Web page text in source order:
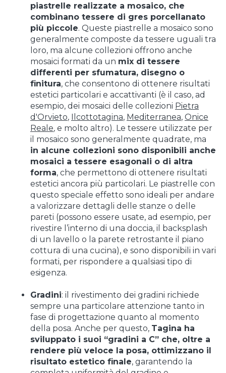
piastrelle realizzate a mosaico, che
combinano tessere di gres porcellanato
più piccole. Queste piastrelle a mosaico sono
generalmente composte da tessere uguali tra
loro, ma alcune collezioni offrono anche
mosaici formati da un mix di tessere
differenti per sfumatura, disegno o
finitura, che consentono di ottenere risultati
estetici particolari e accattivanti (è il caso, ad
esempio, dei mosaici delle collezioni Pietra
d'Orvieto, Ilcottotagina, Mediterranea, Onice
Reale, e molto altro). Le tessere utilizzate per
il mosaico sono generalmente quadrate, ma
in alcune collezioni sono disponibili anche
mosaici a tessere esagonali o di altra
forma, che permettono di ottenere risultati
estetici ancora più particolari. Le piastrelle con
questo speciale effetto sono ideali per andare
a valorizzare dettagli delle stanze o delle
pareti (possono essere usate, ad esempio, per
rivestire l’interno di una doccia, il backsplash
di un lavello o la parete retrostante il piano
cottura di una cucina), e sono disponibili in vari
formati, per rispondere a qualsiasi tipo di
esigenza.
Gradini: il rivestimento dei gradini richiede
sempre una particolare attenzione tanto in
fase di progettazione quanto al momento
della posa. Anche per questo, Tagina ha
sviluppato i suoi “gradini a C” che, oltre a
rendere più veloce la posa, ottimizzano il
risultato estetico finale, garantendo la